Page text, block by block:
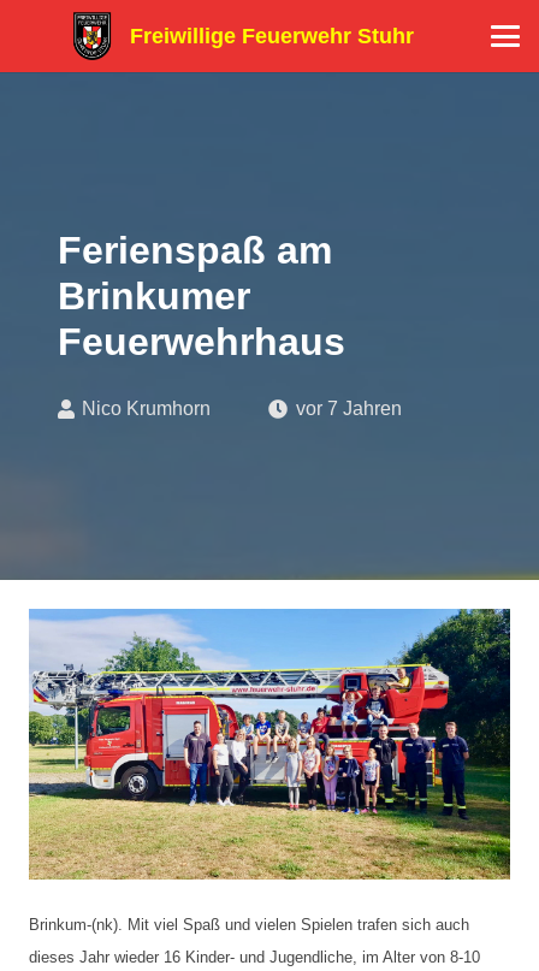
Freiwillige Feuerwehr Stuhr
Ferienspaß am
Brinkumer
Feuerwehrhaus
Nico Krumhorn vor 7 Jahren
Brinkum-(nk). Mit viel Spaß und vielen Spielen trafen sich auch
dieses Jahr wieder 16 Kinder- und Jugendliche, im Alter von 8-10